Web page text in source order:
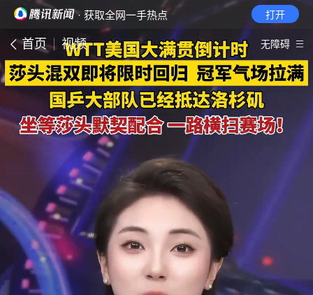
· 获取全网一手热点 打开
首页 视频 无障碍